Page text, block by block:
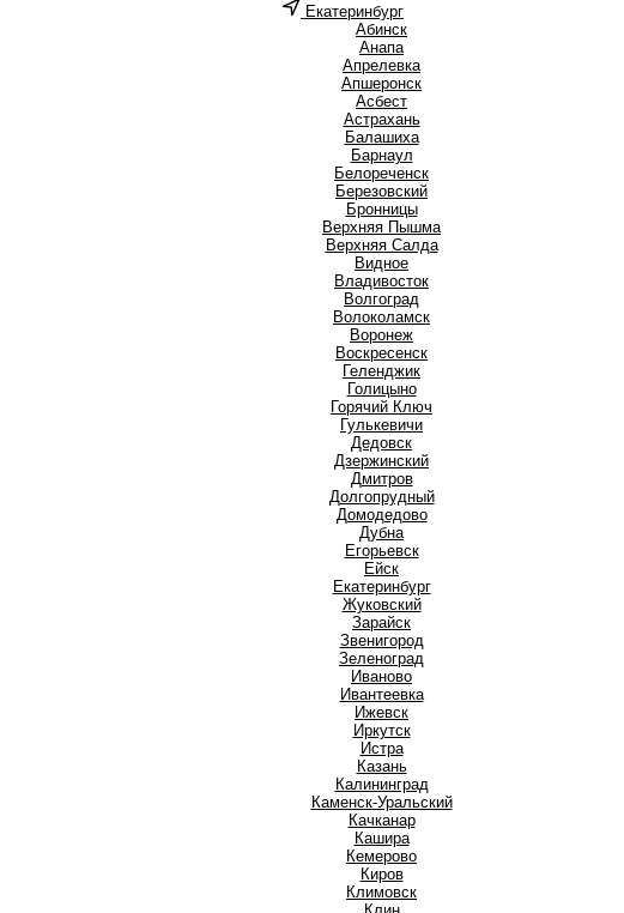
Екатеринбург
Абинск
Анапа
Апрелевка
Апшеронск
Асбест
Астрахань
Балашиха
Барнаул
Белореченск
Березовский
Бронницы
Верхняя Пышма
Верхняя Салда
Видное
Владивосток
Волгоград
Волоколамск
Воронеж
Воскресенск
Геленджик
Голицыно
Горячий Ключ
Гулькевичи
Дедовск
Дзержинский
Дмитров
Долгопрудный
Домодедово
Дубна
Егорьевск
Ейск
Екатеринбург
Жуковский
Зарайск
Звенигород
Зеленоград
Иваново
Ивантеевка
Ижевск
Иркутск
Истра
Казань
Калининград
Каменск-Уральский
Качканар
Кашира
Кемерово
Киров
Климовск